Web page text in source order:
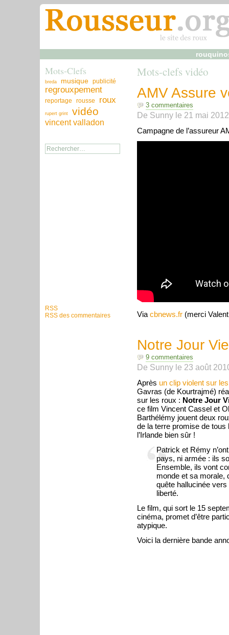
Mots-Clefs
breda musique publicité
regrouxpement
reportage rousse roux
rupert grint vidéo
vincent valladon
RSS
RSS des commentaires
Mots-clefs vidéo
AMV Assure
3 commentaires
De Sunnyle 21 mai 2012
Campagne de l’assureur
Via cbnews.fr(merci
Notre Jour
9 commentaires
De Sunnyle 23 août
Après un clip violent sur
Gavras (de Kourtrajmé)
sur les roux : Notre Jour
ce film Vincent Cassel et
Barthélémy jouent deux
de la terre promise de
l’Irlande bien sûr !
Patrick et Rémy
pays, ni armée : ils
Ensemble, ils vont
monde et sa morale,
quête hallucinée vers
liberté.
Le film, qui sort le 15
cinéma, promet d’être
atypique.
Voici la dernière bande